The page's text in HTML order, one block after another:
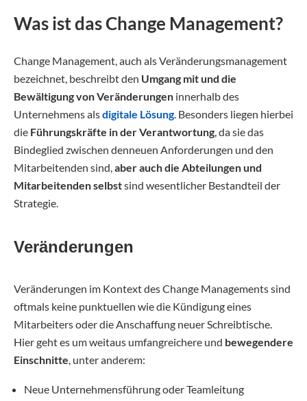
Was ist das Change Management?
Change Management, auch als Veränderungsmanagement
bezeichnet, beschreibt den Umgang mit und die
Bewältigung von Veränderungen innerhalb des
Unternehmens alsdigitale Lösung. Besonders liegen hierbei
die Führungskräfte in der Verantwortung, da sie das
Bindeglied zwischen denneuen Anforderungen und den
Mitarbeitenden sind,aber auch die Abteilungen und
Mitarbeitenden selbstsind wesentlicher Bestandteil der
Strategie.
Veränderungen
Veränderungen im Kontext des Change Managements sind
oftmals keine punktuellen wie die Kündigung eines
Mitarbeiters oder die Anschaffung neuer Schreibtische.
Hier geht es um weitaus umfangreichere und bewegendere
Einschnitte, unter anderem:
Neue Unternehmensführung oder Teamleitung